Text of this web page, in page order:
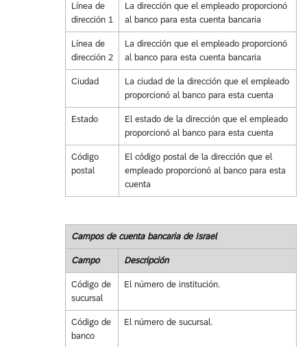
Línea de
dirección 1
La dirección que el empleado proporcionó
al banco para esta cuenta bancaria
Línea de
dirección 2
La dirección que el empleado proporcionó
al banco para esta cuenta bancaria
Ciudad
La ciudad de la dirección que el empleado
proporcionó al banco para esta cuenta
Estado
El estado de la dirección que el empleado
proporcionó al banco para esta cuenta
Código
postal
El código postal de la dirección que el
empleado proporcionó al banco para esta
cuenta
Campos de cuenta bancaria de Israel
Campo Descripción
Código de
sucursal
El número de institución.
Código de
banco
El número de sucursal.